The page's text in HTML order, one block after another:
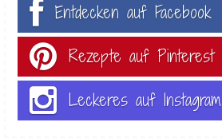
Entdecken auf Facebook
Rezepte auf Pinterest
Leckeres auf Instagram